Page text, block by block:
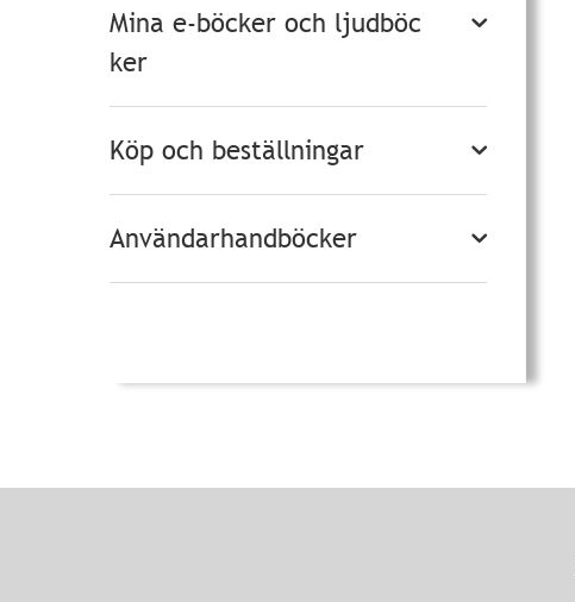
Mina e-böcker och ljudböc
ker
Köp och beställningar
Användarhandböcker